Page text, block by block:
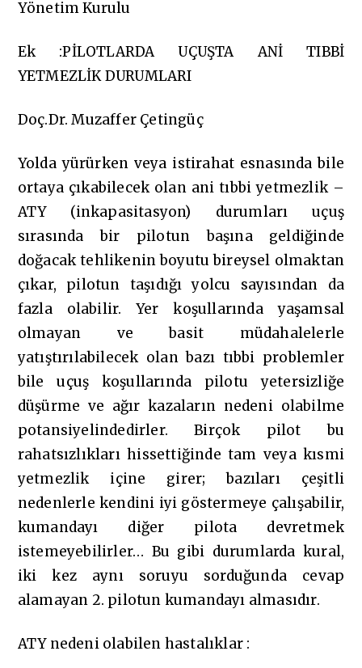
Yönetim Kurulu
Ek :PİLOTLARDA UÇUŞTA ANİ TIBBİ
YETMEZLİK DURUMLARI
Doç.Dr. Muzaffer Çetingüç
Yolda yürürken veya istirahat esnasında bile
ortaya çıkabilecek olan ani tıbbi yetmezlik –
ATY (inkapasitasyon) durumları uçuş
sırasında bir pilotun başına geldiğinde
doğacak tehlikenin boyutu bireysel olmaktan
çıkar, pilotun taşıdığı yolcu sayısından da
fazla olabilir. Yer koşullarında yaşamsal
olmayan ve basit müdahalelerle
yatıştırılabilecek olan bazı tıbbi problemler
bile uçuş koşullarında pilotu yetersizliğe
düşürme ve ağır kazaların nedeni olabilme
potansiyelindedirler. Birçok pilot bu
rahatsızlıkları hissettiğinde tam veya kısmi
yetmezlik içine girer; bazıları çeşitli
nedenlerle kendini iyi göstermeye çalışabilir,
kumandayı diğer pilota devretmek
istemeyebilirler… Bu gibi durumlarda kural,
iki kez aynı soruyu sorduğunda cevap
alamayan 2. pilotun kumandayı almasıdır.
ATY nedeni olabilen hastalıklar :